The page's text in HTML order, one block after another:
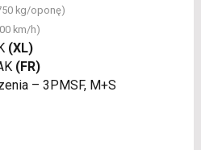
kg/oponę)
km/h)
(XL)
(FR)
– 3PMSF, M+S